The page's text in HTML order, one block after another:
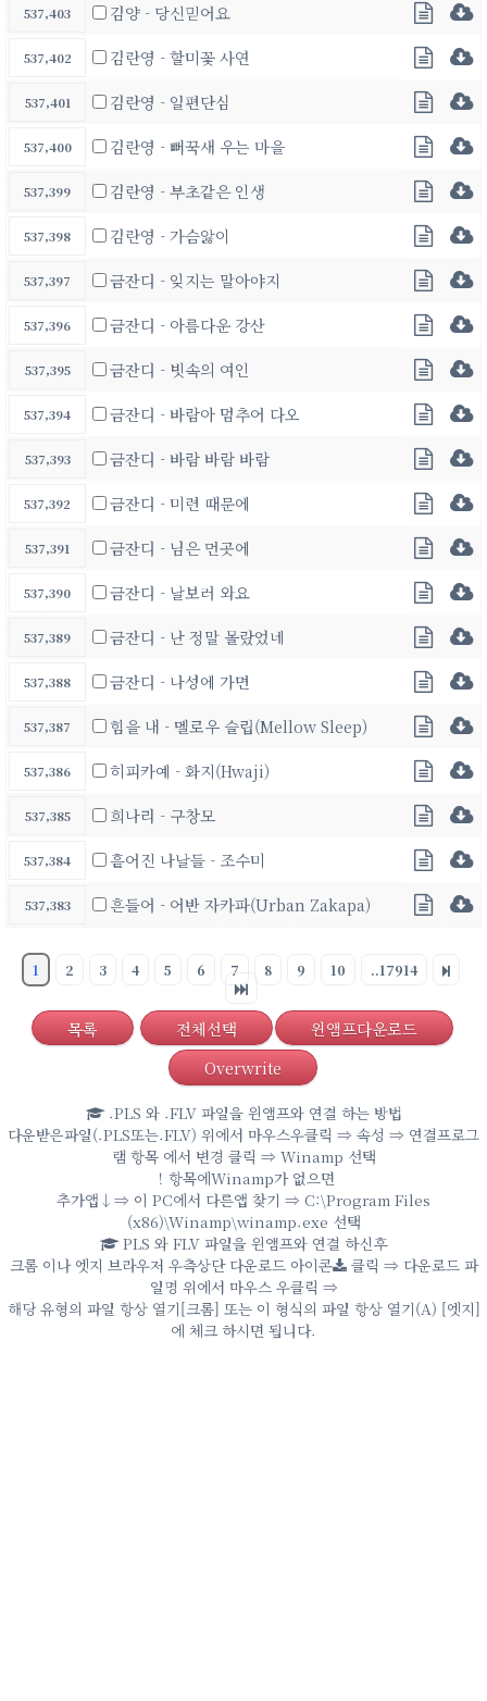
537,403 김양 - 당신믿어요
537,402 김란영 - 할미꽃 사연
537,401 김란영 - 일편단심
537,400 김란영 - 뻐꾹새 우는 마을
537,399 김란영 - 부초같은 인생
537,398 김란영 - 가슴앓이
537,397 금잔디 - 잊지는 말아야지
537,396 금잔디 - 아름다운 강산
537,395 금잔디 - 빗속의 여인
537,394 금잔디 - 바람아 멈추어 다오
537,393 금잔디 - 바람 바람 바람
537,392 금잔디 - 미련 때문에
537,391 금잔디 - 님은 먼곳에
537,390 금잔디 - 날보러 와요
537,389 금잔디 - 난 정말 몰랐었네
537,388 금잔디 - 나성에 가면
537,387 힘을 내 - 멜로우 슬립(Mellow Sleep)
537,386 히피카예 - 화지(Hwaji)
537,385 희나리 - 구창모
537,384 흩어진 나날들 - 조수미
537,383 흔들어 - 어반 자카파(Urban Zakapa)
1 2 3 4 5 6 7 8 9 10 ..17914
목록 전체선택
윈앰프다운로드
Overwrite
.PLS 와 .FLV 파일을 윈앰프와 연결 하는 방법
다운받은파일(.PLS또는.FLV) 위에서 마우스우클릭 ⇒ 속성 ⇒ 연결프로그
램 항목 에서 변경 클릭 ⇒ Winamp 선택
！항목에Winamp가 없으면
추가앱↓⇒ 이 PC에서 다른앱 찾기 ⇒ C:\Program Files
(x86)\Winamp\winamp.exe 선택
PLS 와 FLV 파일을 윈앰프와 연결 하신후
크롬 이나 엣지 브라우저 우측상단 다운로드 아이콘
클릭 ⇒ 다운로드 파
일명 위에서 마우스 우클릭 ⇒
해당 유형의 파일 항상 열기[크롬] 또는 이 형식의 파일 항상 열기(A) [엣지]
에 체크 하시면 됩니다.